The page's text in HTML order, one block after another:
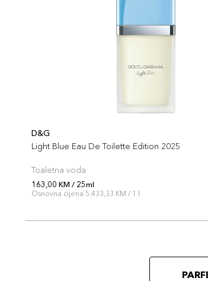
D&G
Light Blue Eau De Toilette Edition 2025
Toaletna voda
163,00 KM / 25ml
Osnovna cijena 5.433,33 KM / 1 l